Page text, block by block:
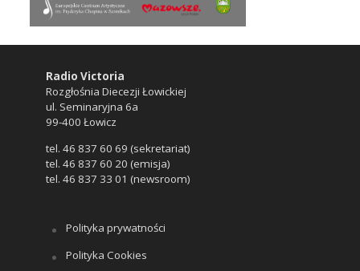
Radio Victoria
Rozgłośnia Diecezji Łowickiej
ul. Seminaryjna 6a
99-400 Łowicz
tel. 46 837 60 69 (sekretariat)
tel. 46 837 60 20 (emisja)
tel. 46 837 33 01 (newsroom)
Polityka prywatności
Polityka Cookies